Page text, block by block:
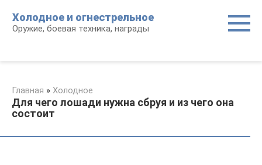
контенту
Холодное и огнестрельное
Оружие, боевая техника, награды
Главная » Холодное
Для чего лошади нужна сбруя и из чего она
состоит